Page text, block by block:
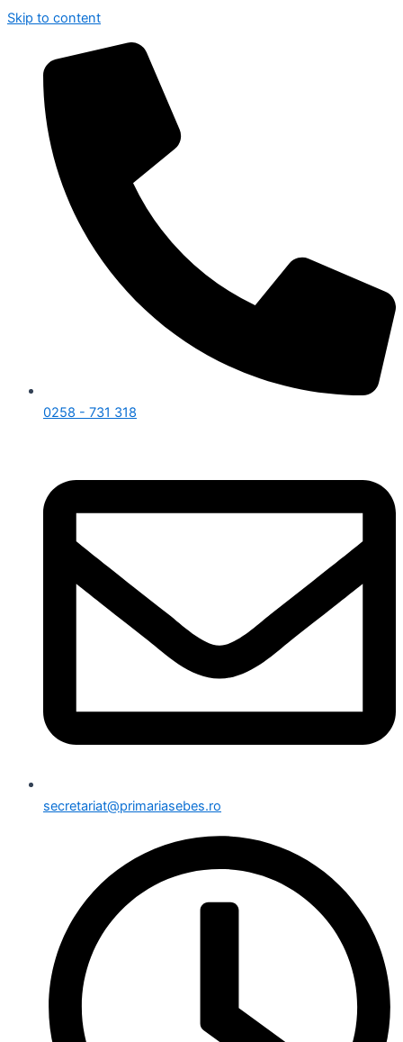
Skip to content
0258 - 731 318
secretariat@primariasebes.ro